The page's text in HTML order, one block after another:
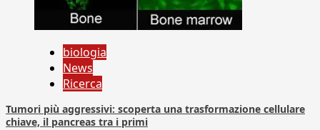
biologia
News
Ricerca
Tumori più aggressivi: scoperta una trasformazione cellulare
chiave, il pancreas tra i primi